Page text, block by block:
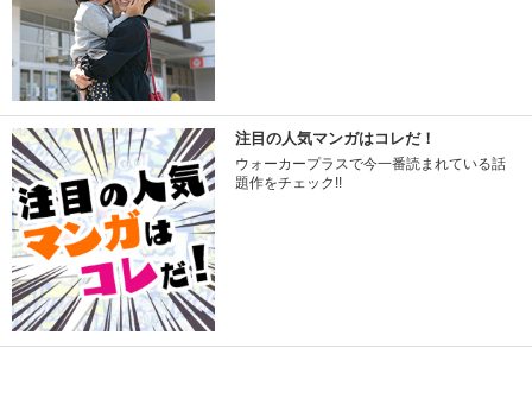
注目の人気マンガはコレだ！
ウォーカープラスで今一番読まれている話
題作をチェック!!